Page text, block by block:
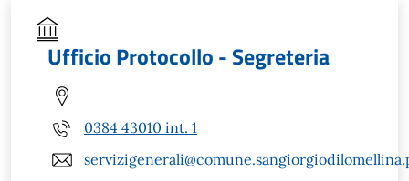
Ufficio Protocollo - Segreteria
0384 43010 int. 1